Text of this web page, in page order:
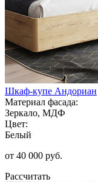
Шкаф-купе Андориан
Материал фасада:
Зеркало, МДФ
Цвет:
Белый
от 40 000 руб.
Рассчитать